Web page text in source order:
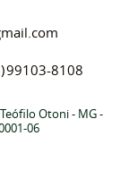
99103-8108
Otoni- MG-
06